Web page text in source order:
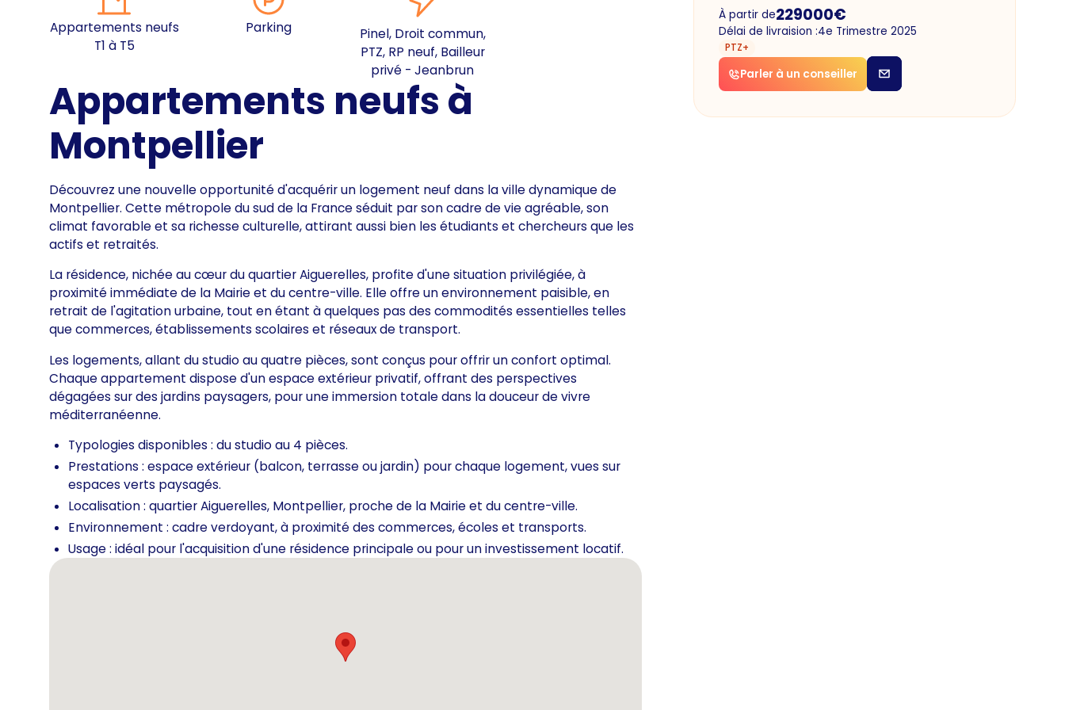
Appartements neufs
T1 à T5
Parking
Pinel, Droit commun,
PTZ, RP neuf, Bailleur
privé - Jeanbrun
Appartements neufs à
Montpellier
Découvrez une nouvelle opportunité d'acquérir un logement neuf dans la ville dynamique de
Montpellier. Cette métropole du sud de la France séduit par son cadre de vie agréable, son
climat favorable et sa richesse culturelle, attirant aussi bien les étudiants et chercheurs que les
actifs et retraités.
La résidence, nichée au cœur du quartier Aiguerelles, profite d'une situation privilégiée, à
proximité immédiate de la Mairie et du centre-ville. Elle offre un environnement paisible, en
retrait de l'agitation urbaine, tout en étant à quelques pas des commodités essentielles telles
que commerces, établissements scolaires et réseaux de transport.
Les logements, allant du studio au quatre pièces, sont conçus pour offrir un confort optimal.
Chaque appartement dispose d'un espace extérieur privatif, offrant des perspectives
dégagées sur des jardins paysagers, pour une immersion totale dans la douceur de vivre
méditerranéenne.
Typologies disponibles : du studio au 4 pièces.
Prestations : espace extérieur (balcon, terrasse ou jardin) pour chaque logement, vues sur
espaces verts paysagés.
Localisation : quartier Aiguerelles, Montpellier, proche de la Mairie et du centre-ville.
Environnement : cadre verdoyant, à proximité des commerces, écoles et transports.
Usage : idéal pour l'acquisition d'une résidence principale ou pour un investissement locatif.
À partir de229000€
Délai de livraision :4e Trimestre 2025
PTZ+
Parler à un conseiller